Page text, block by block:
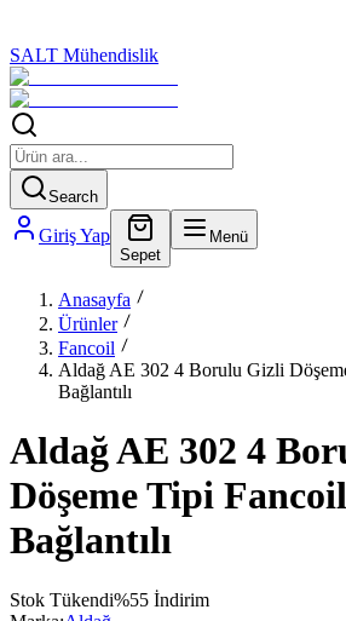
SALT Mühendislik
Search
Giriş Yap
Sepet
Menü
Anasayfa
Ürünler
Fancoil
Aldağ AE 302 4 Borulu Gizli
Bağlantılı
Aldağ AE 302 4
Döşeme Tipi
Bağlantılı
Stok Tükendi%55 İndirim